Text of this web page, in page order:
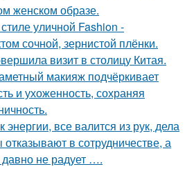
женском образе.
уличной Fashion -
сочной, зернистой плёнки.
визит в столицу Китая.
макияж подчёркивает
и ухоженность, сохраняя
энергии, все валится из рук, дела
в сотрудничестве, а
не радует ….